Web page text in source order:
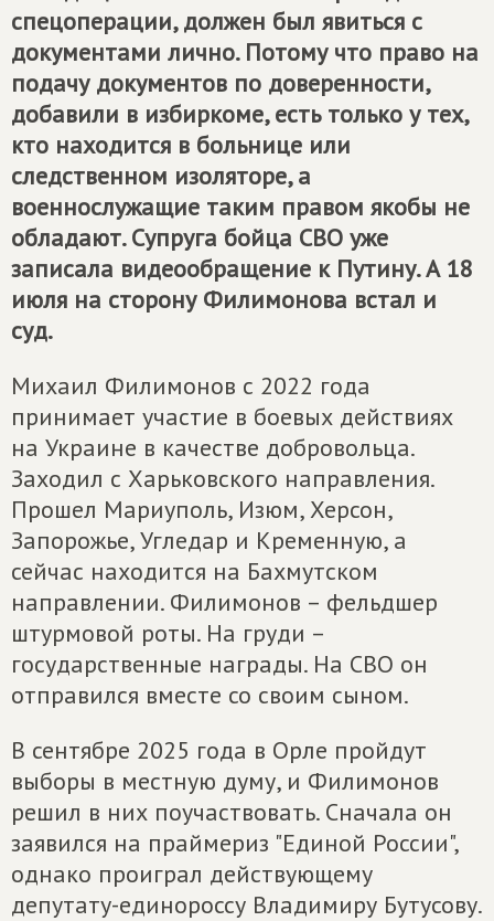
спецоперации, должен был явиться с
документами лично. Потому что право на
подачу документов по доверенности,
добавили в избиркоме, есть только у тех,
кто находится в больнице или
следственном изоляторе, а
военнослужащие таким правом якобы не
обладают. Супруга бойца СВО уже
записала видеообращение к Путину. А 18
июля на сторону Филимонова встал и
суд.
Михаил Филимонов с 2022 года
принимает участие в боевых действиях
на Украине в качестве добровольца.
Заходил с Харьковского направления.
Прошел Мариуполь, Изюм, Херсон,
Запорожье, Угледар и Кременную, а
сейчас находится на Бахмутском
направлении. Филимонов – фельдшер
штурмовой роты. На груди –
государственные награды. На СВО он
отправился вместе со своим сыном.
В сентябре 2025 года в Орле пройдут
выборы в местную думу, и Филимонов
решил в них поучаствовать. Сначала он
заявился на праймериз "Единой России",
однако проиграл действующему
депутату-единороссу Владимиру Бутусову.